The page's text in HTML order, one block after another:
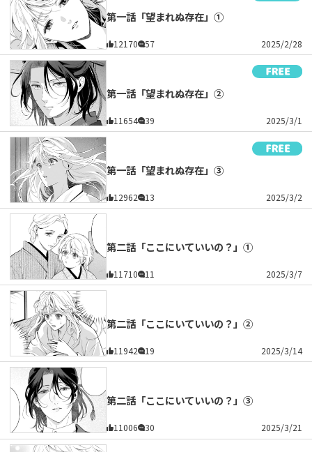
第一話「望まれぬ存在」①
12170 57 2025/2/28
第一話「望まれぬ存在」②
11654 39 2025/3/1
第一話「望まれぬ存在」③
12962 13 2025/3/2
第二話「ここにいていいの？」①
11710 11 2025/3/7
第二話「ここにいていいの？」②
11942 19 2025/3/14
第二話「ここにいていいの？」③
11006 30 2025/3/21